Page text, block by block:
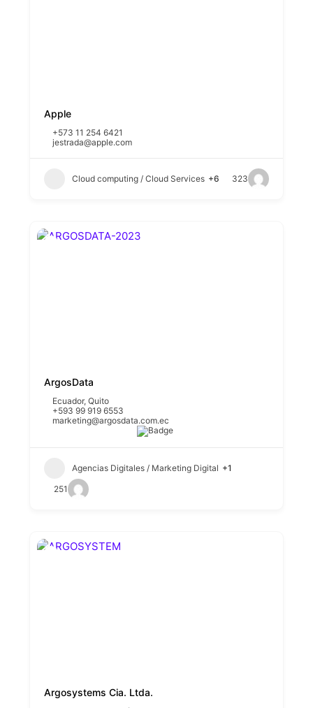
Apple
+573 11 254 6421
jestrada@apple.com
Cloud computing / Cloud Services +6 323
ArgosData
Ecuador,Quito
+593 99 919 6553
marketing@argosdata.com.ec
Agencias Digitales / Marketing Digital +1
251
Argosystems Cia. Ltda.